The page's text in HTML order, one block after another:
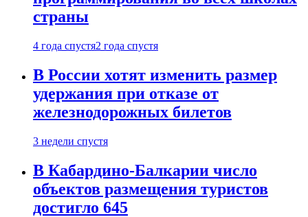
страны
4 года спустя2 года спустя
В России хотят изменить размер
удержания при отказе от
железнодорожных билетов
3 недели спустя
В Кабардино-Балкарии число
объектов размещения туристов
достигло 645